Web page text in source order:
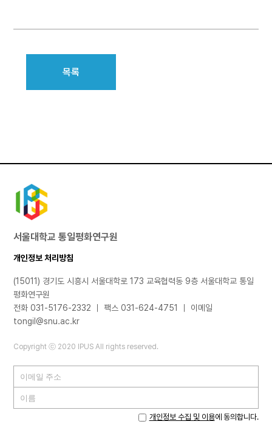
목록
서울대학교 통일평화연구원
개인정보 처리방침
(15011) 경기도 시흥시 서울대학로 173 교육협력동 9층 서울대학교 통일
평화연구원
전화 031-5176-2332 ｜ 팩스 031-624-4751 ｜ 이메일
tongil@snu.ac.kr
Copyright ⓒ 2020 IPUS All rights reserved.
개인정보 수집 및 이용에 동의합니다.